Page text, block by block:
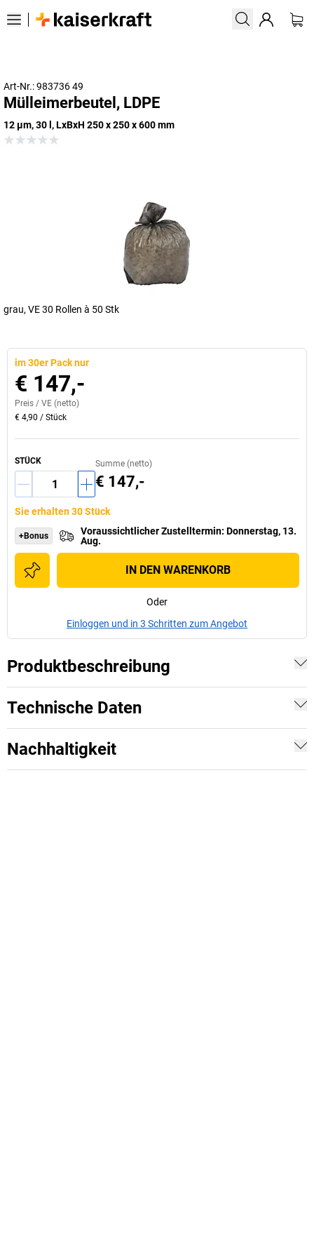
Art-Nr.: 983736 49
Mülleimerbeutel, LDPE
12 µm, 30 l, LxBxH 250 x 250 x 600 mm
grau, VE 30 Rollen à 50 Stk
im 30er Pack nur
€ 147,-
Preis / VE (netto)
€ 4,90 / Stück
STÜCK Summe (netto)
€ 147,-
Sie erhalten 30 Stück
+Bonus Voraussichtlicher Zustelltermin: Donnerstag, 13.
Aug.
IN DEN WARENKORB
Oder
Einloggen und in 3 Schritten zum Angebot
Produktbeschreibung
Technische Daten
Nachhaltigkeit